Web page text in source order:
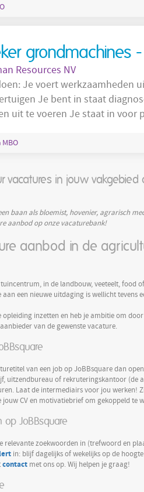
klantenrelaties Bewaken van kwaliteit, deadlines en
grondmachines
Resources NV
Wat zal je doen: Je voert
bij technische problemen en
voor periodieke inspecties , configuraties en
ben in staat om touch ups aan te brengen bij kleine
MBO
vacatures in jouw vakgebied
baan als bloemist, hovenier, agrarisch
aanbod op onze vacaturebank!
aanbod in de
in de landbouw, veeteelt, food
aan een nieuwe uitdaging is wellicht
opleiding inzetten en heb je ambitie om
van de gewenste vacature.
van een job op JoBBsquare dan
uitzendbureau of rekruteringskantoor (de
Laat de intermediairs voor jou werken!
jouw CV en motivatiebrief om gekoppeld te
op JoBBsquare
relevante zoekwoorden in (trefwoord en
in: blijf dagelijks of wekelijks op de
contactmet ons op. Wij helpen je graag!